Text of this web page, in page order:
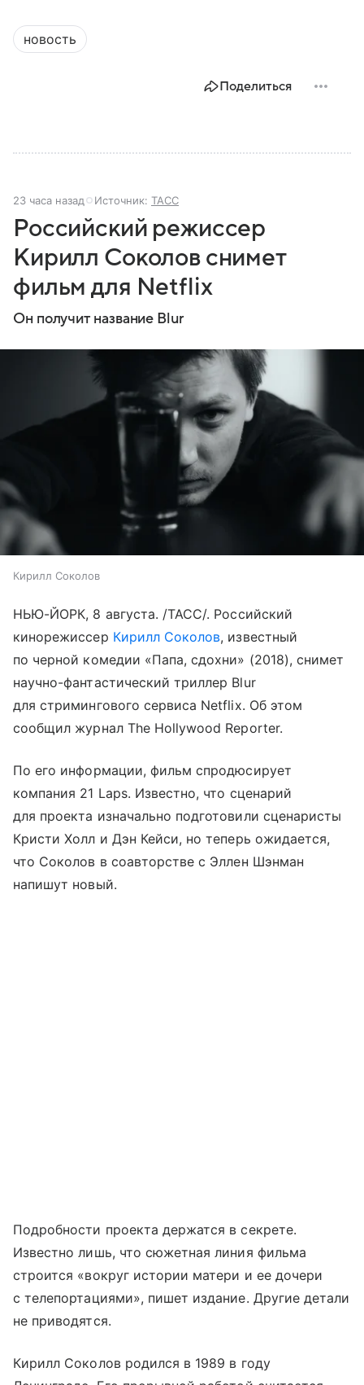
новость
Поделиться
23 часа назад Источник: ТАСС
Российский режиссер
Кирилл Соколов снимет
фильм для Netflix
Он получит название Blur
Кирилл Соколов
НЬЮ-ЙОРК, 8 августа. /ТАСС/. Российский
кинорежиссер Кирилл Соколов, известный
по черной комедии «Папа, сдохни» (2018), снимет
научно-фантастический триллер Blur
для стримингового сервиса Netflix. Об этом
сообщил журнал The Hollywood Reporter.
По его информации, фильм спродюсирует
компания 21 Laps. Известно, что сценарий
для проекта изначально подготовили сценаристы
Кристи Холл и Дэн Кейси, но теперь ожидается,
что Соколов в соавторстве с Эллен Шэнман
напишут новый.
Подробности проекта держатся в секрете.
Известно лишь, что сюжетная линия фильма
строится «вокруг истории матери и ее дочери
с телепортациями», пишет издание. Другие детали
не приводятся.
Кирилл Соколов родился в 1989 в году